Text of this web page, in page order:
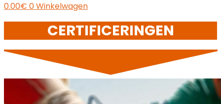
0.00€ 0Winkelwagen
CERTIFICERINGEN